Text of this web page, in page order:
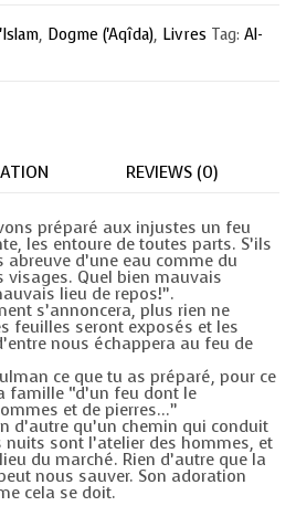
, Dogme ('Aqîda), Livres Tag: Al-
REVIEWS (0)
préparé aux injustes un feu
les entoure de toutes parts. S’ils
d’une eau comme du
Quel bien mauvais
lieu de repos!”.
s’annoncera, plus rien ne
feuilles seront exposés et les
nous échappera au feu de
ce que tu as préparé, pour ce
famille “d’un feu dont le
et de pierres…”
d’autre qu’un chemin qui conduit
nuits sont l’atelier des hommes, et
du marché. Rien d’autre que la
nous sauver. Son adoration
cela se doit.